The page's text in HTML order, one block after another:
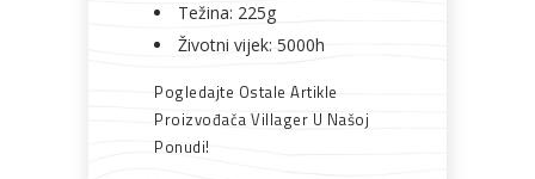
Težina: 225g
Životni vijek: 5000h
Pogledajte Ostale Artikle
Proizvođača Villager U Našoj
Ponudi!